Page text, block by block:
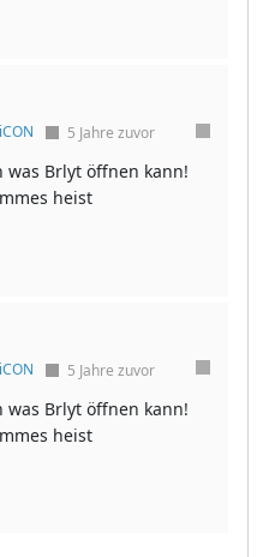
iCON 5 Jahre zuvor
was Brlyt öffnen kann!
heist
iCON 5 Jahre zuvor
was Brlyt öffnen kann!
heist